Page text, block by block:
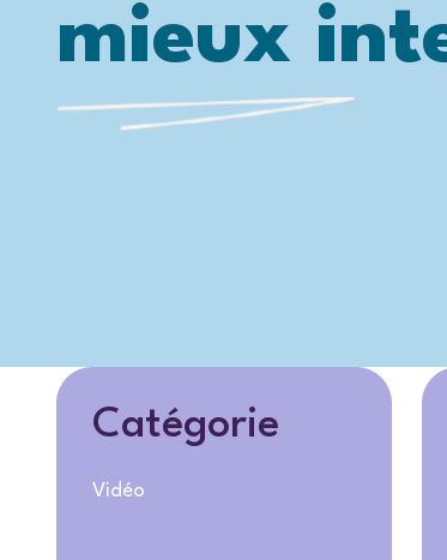
mieux
Catégorie
Vidéo